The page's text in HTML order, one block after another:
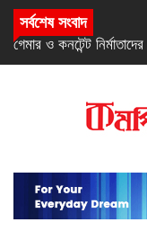
সর্বশেষ সংবাদ
৭,৫০০ এমএএইচ
রেডমি ১৭